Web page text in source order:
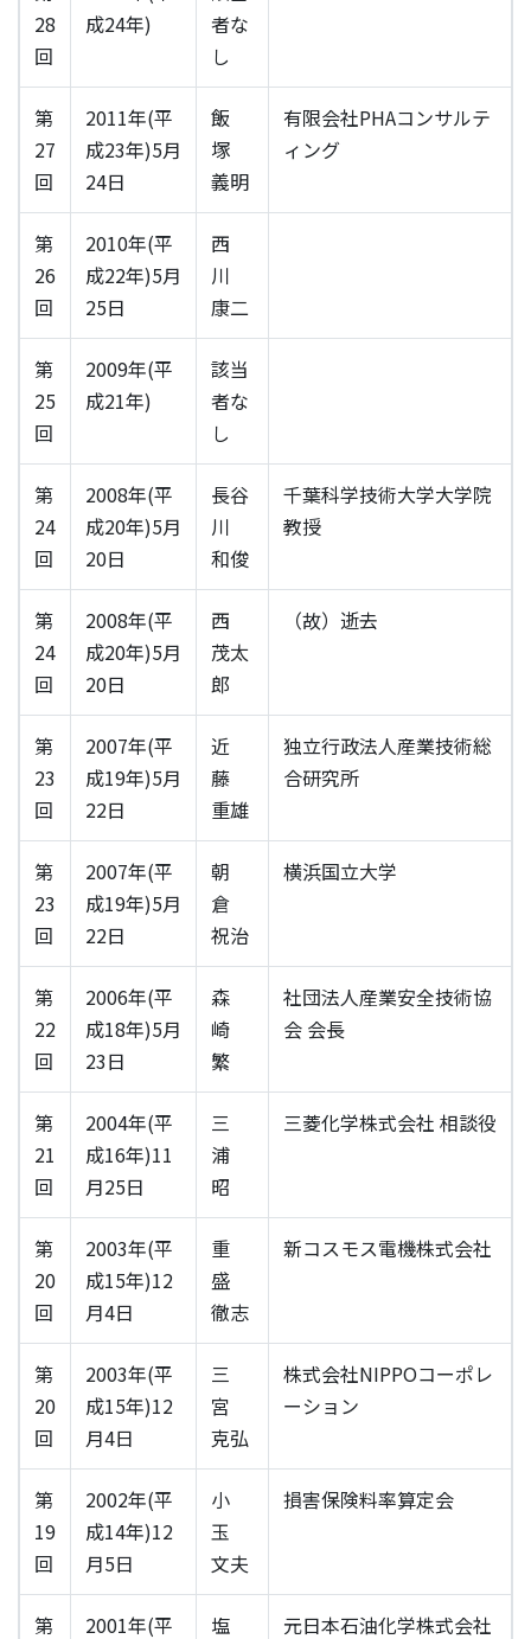
28
回
成24年)
者な
し
第
27
回
2011年(平
成23年)5月
24日
飯
塚
義明
有限会社PHAコンサルテ
ィング
第
26
回
2010年(平
成22年)5月
25日
西
川
康二
第
25
回
2009年(平
成21年)
該当
者な
し
第
24
回
2008年(平
成20年)5月
20日
長谷
川
和俊
千葉科学技術大学大学院
教授
第
24
回
2008年(平
成20年)5月
20日
西
茂太
郎
（故）逝去
第
23
回
2007年(平
成19年)5月
22日
近
藤
重雄
独立行政法人産業技術総
合研究所
第
23
回
2007年(平
成19年)5月
22日
朝
倉
祝治
横浜国立大学
第
22
回
2006年(平
成18年)5月
23日
森
崎
繁
社団法人産業安全技術協
会 会長
第
21
回
2004年(平
成16年)11
月25日
三
浦
昭
三菱化学株式会社 相談役
第
20
回
2003年(平
成15年)12
月4日
重
盛
徹志
新コスモス電機株式会社
第
20
回
2003年(平
成15年)12
月4日
三
宮
克弘
株式会社NIPPOコーポレ
ーション
第
19
回
2002年(平
成14年)12
月5日
小
玉
文夫
損害保険料率算定会
第
2001年(平
塩
元日本石油化学株式会社